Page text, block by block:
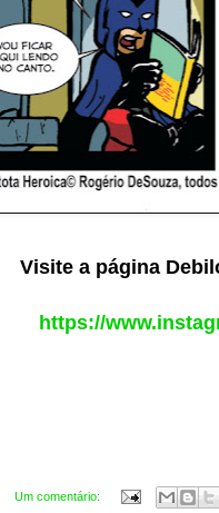
Visite a página
https://
Um comentário: